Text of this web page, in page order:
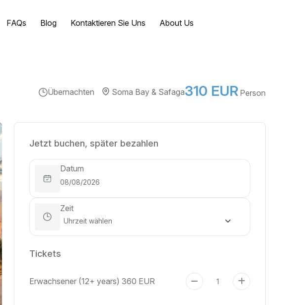
FAQs Blog Kontaktieren Sie Uns About Us
Übernachten Soma Bay & Safaga310 EUR Person
Jetzt buchen, später bezahlen
Datum
Zeit
Tickets
Erwachsener (12+ years)360 EUR